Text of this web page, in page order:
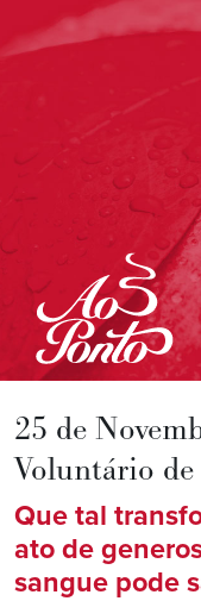
25 de
Voluntário de
Que tal
ato de
sangue pode